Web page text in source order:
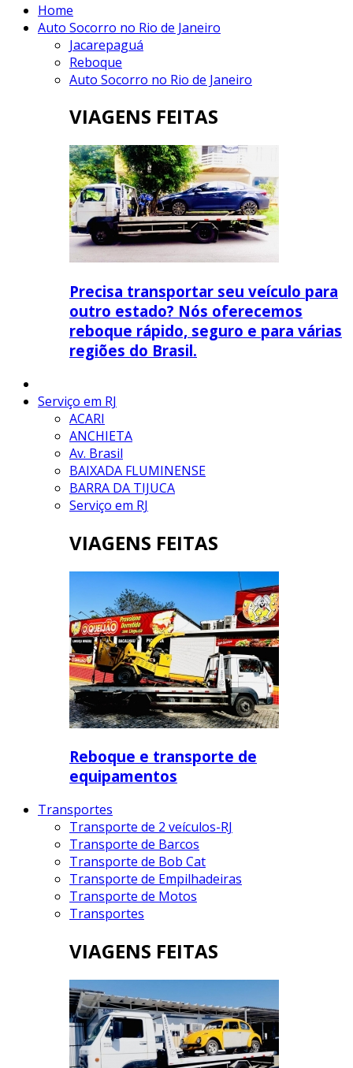
Home
Auto Socorro no Rio de Janeiro
Jacarepaguá
Reboque
Auto Socorro no Rio de Janeiro
VIAGENS FEITAS
Precisa transportar seu veículo para
outro estado? Nós oferecemos
reboque rápido, seguro e para várias
regiões do Brasil.
Serviço em RJ
ACARI
ANCHIETA
Av. Brasil
BAIXADA FLUMINENSE
BARRA DA TIJUCA
Serviço em RJ
VIAGENS FEITAS
Reboque e transporte de
equipamentos
Transportes
Transporte de 2 veículos-RJ
Transporte de Barcos
Transporte de Bob Cat
Transporte de Empilhadeiras
Transporte de Motos
Transportes
VIAGENS FEITAS